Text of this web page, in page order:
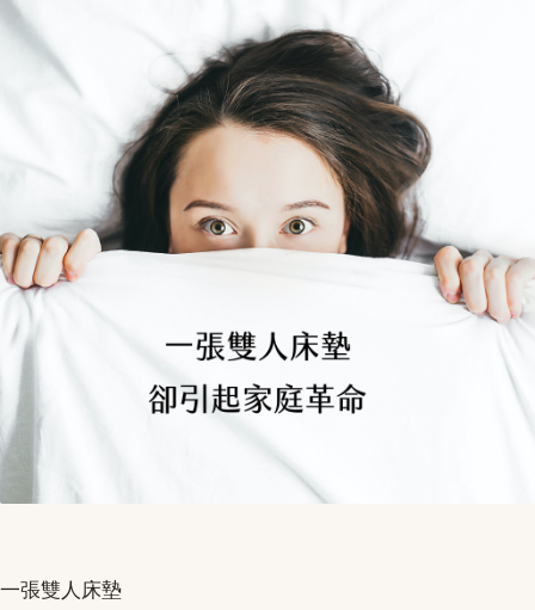
一張雙人床墊